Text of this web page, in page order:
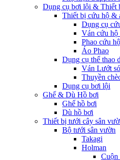
Dụng cụ bơi lội & Thiết
Thiết bị cứu hộ &
Dụng cụ
Ván cứu hộ
Phao cứu hộ
Áo Phao
Dụng cụ thể thao
Ván Lướt
Thuyền
Dụng cụ bơi lội
Ghế & Dù Hồ bơi
Ghế hồ bơi
Dù hồ bơi
Thiết bị tưới cây sân
Bộ tưới sân vườn
Takagi
Holman
Cuộn